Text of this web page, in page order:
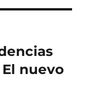
nuevo